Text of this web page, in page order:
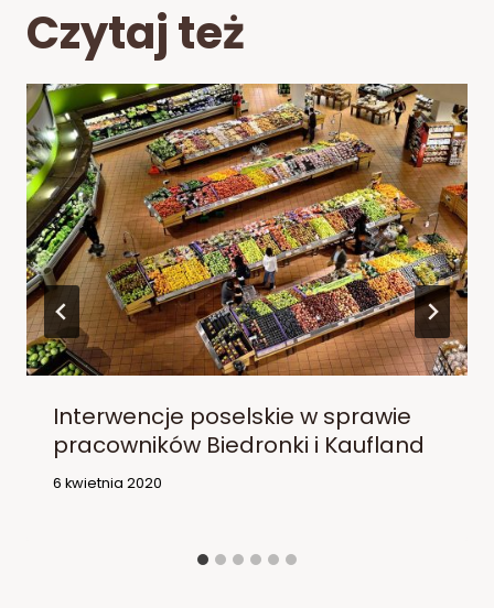
Czytaj też
Interwencje poselskie w sprawie
pracowników Biedronki i Kaufland
6 kwietnia 2020